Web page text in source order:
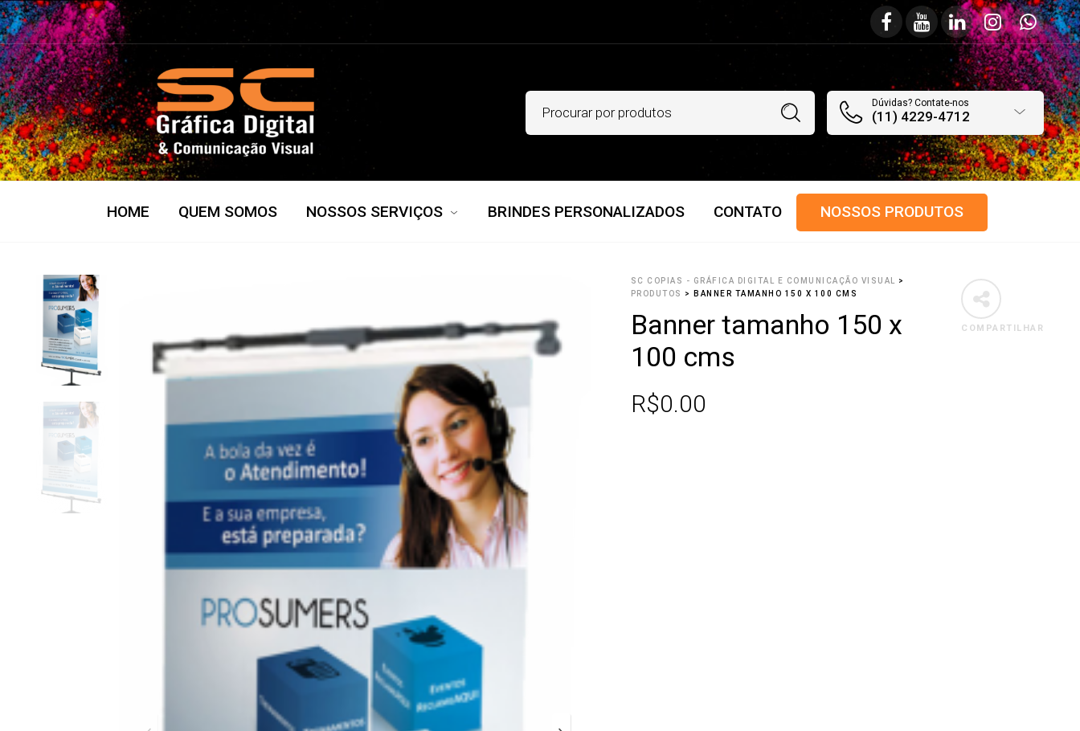
Dúvidas? Contate-nos
(11) 4229-4712
HOME QUEM SOMOS NOSSOS SERVIÇOS BRINDES PERSONALIZADOS CONTATO NOSSOS PRODUTOS
COMPARTILHAR
SC COPIAS - GRÁFICA DIGITAL E COMUNICAÇÃO VISUAL
>
PRODUTOS
> BANNER TAMANHO 150 X 100 CMS
Banner tamanho 150 x
100 cms
R$0.00